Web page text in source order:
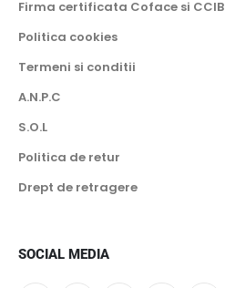
Firma certificata Coface si CCIB
Politica cookies
Termeni si conditii
A.N.P.C
S.O.L
Politica de retur
Drept de retragere
SOCIAL MEDIA